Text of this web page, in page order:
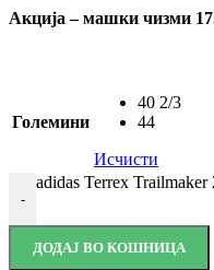
Акција – машки чизми
Големини
40 2/3
44
Исчисти
-
adidas Terrex
ДОДАЈ ВО КОШНИЦА